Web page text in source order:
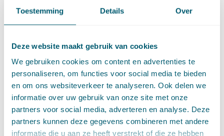
Toestemming Details Over
Deze website maakt gebruik van cookies
We gebruiken cookies om content en advertenties te
personaliseren, om functies voor social media te bieden
en om ons websiteverkeer te analyseren. Ook delen we
informatie over uw gebruik van onze site met onze
partners voor social media, adverteren en analyse. Deze
partners kunnen deze gegevens combineren met andere
informatie die u aan ze heeft verstrekt of die ze hebben
alternatieve peildatum te stellen. In aanloop naar de
inwerkingtreding van de Omgevingswet zal het Bor op dit punt
Met de Omgevingswet krijgen gemeenten vervolgens ook meer
ruimte om snel en flexibel af te wijken van het geldende
omgevingsplan en om tijdelijke functies aan locaties toe te
kennen. Wat de beste optie is voor een specifiek vakantiepark
blijft een lokale keuze, aldus deKamerbrief. In sommige
gevallen zal het park zich lenen voor een
bestemmingswijziging of een dubbele bestemming, waardoor
er altijd permanent gewoond kan worden.